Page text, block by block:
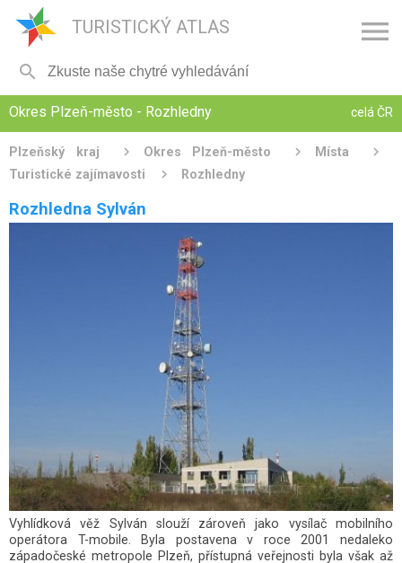
TURISTICKÝ ATLAS 

Okres Plzeň-město - Rozhledny celá ČR
Plzeňský kraj Okres Plzeň-město
Místa
Turistické zajímavosti
Rozhledny
Rozhledna Sylván
Vyhlídková věž Sylván slouží zároveň jako vysílač mobilního
operátora T-mobile. Byla postavena v roce 2001 nedaleko
západočeské metropole Plzeň, přístupná veřejnosti byla však až